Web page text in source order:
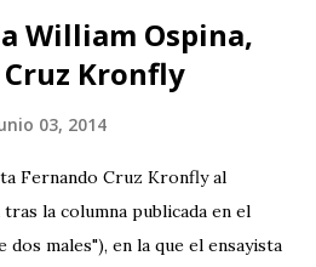
William Ospina,
Kronfly
03, 2014
Fernando Cruz Kronfly al
la columna publicada en el
males"), en la que el ensayista